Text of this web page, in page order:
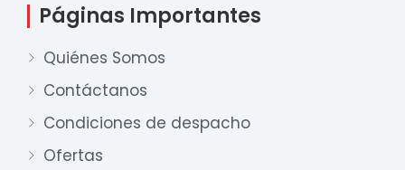
Páginas Importantes
Quiénes Somos
Contáctanos
Condiciones de despacho
Ofertas